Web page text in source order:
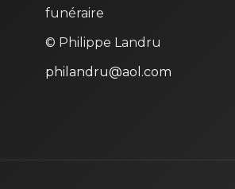
funéraire
© Philippe Landru
philandru@aol.com